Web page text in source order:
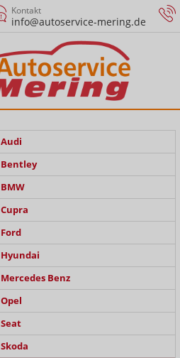
Kontakt
info@autoservice-mering.de
Audi
Bentley
BMW
Cupra
Ford
Hyundai
Mercedes Benz
Opel
Seat
Skoda